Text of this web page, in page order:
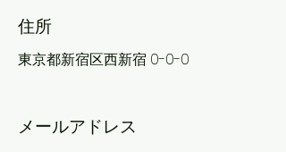
​住所
東京都新宿区西新宿 0-0-0
メールアドレス